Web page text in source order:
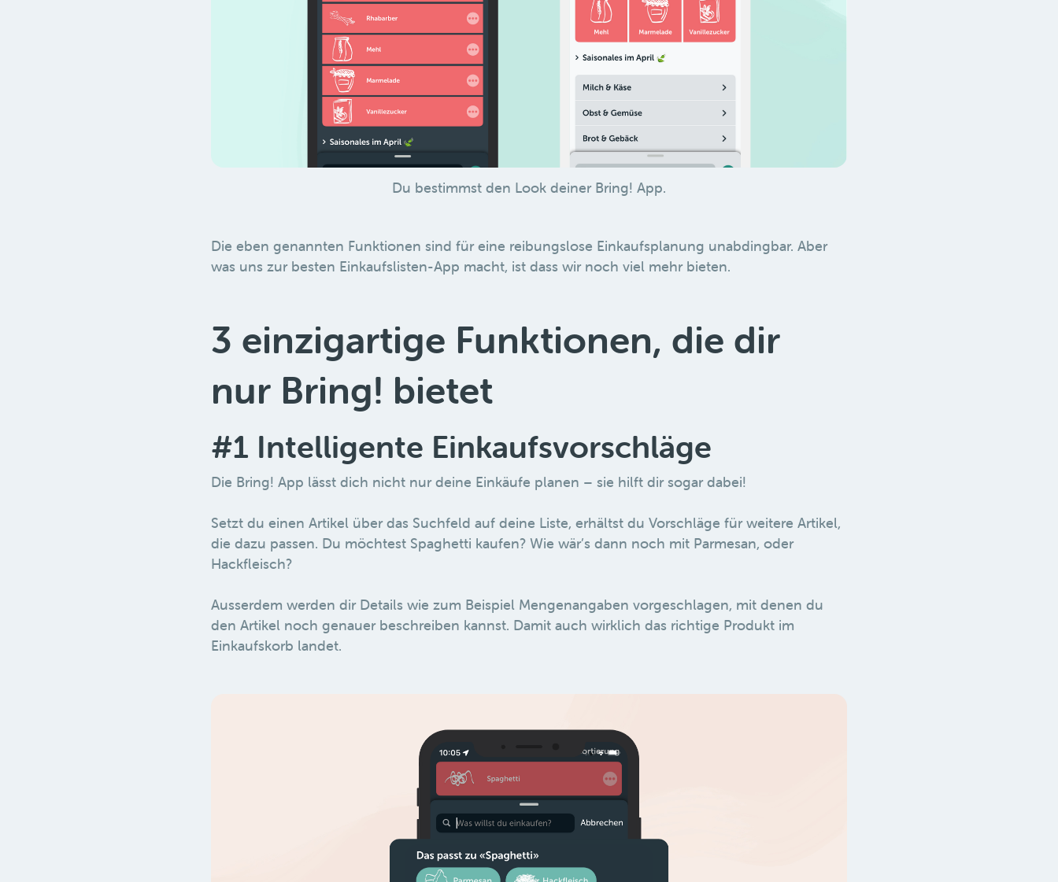
Du bestimmst den Look deiner Bring! App.
Die eben genannten Funktionen sind für eine reibungslose Einkaufsplanung unabdingbar. Aber
was uns zur besten Einkaufslisten-App macht, ist dass wir noch viel mehr bieten.
3 einzigartige Funktionen, die dir
nur Bring! bietet
#1 Intelligente Einkaufsvorschläge
Die Bring! App lässt dich nicht nur deine Einkäufe planen – sie hilft dir sogar dabei!
Setzt du einen Artikel über das Suchfeld auf deine Liste, erhältst du Vorschläge für weitere Artikel,
die dazu passen. Du möchtest Spaghetti kaufen? Wie wär’s dann noch mit Parmesan, oder
Hackfleisch?
Ausserdem werden dir Details wie zum Beispiel Mengenangaben vorgeschlagen, mit denen du
den Artikel noch genauer beschreiben kannst. Damit auch wirklich das richtige Produkt im
Einkaufskorb landet.